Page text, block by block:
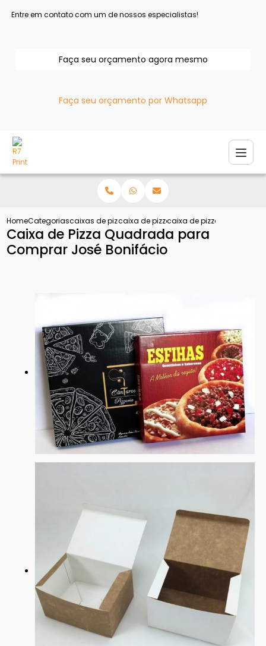
Entre em contato com um de nossos especialistas!
Faça seu orçamento agora mesmo
Faça seu orçamento por Whatsapp
HomeCategoriascaixas de pizzacaixa de pizza quadradacaixa de pizza quadrada
Caixa de Pizza Quadrada para
Comprar José Bonifácio